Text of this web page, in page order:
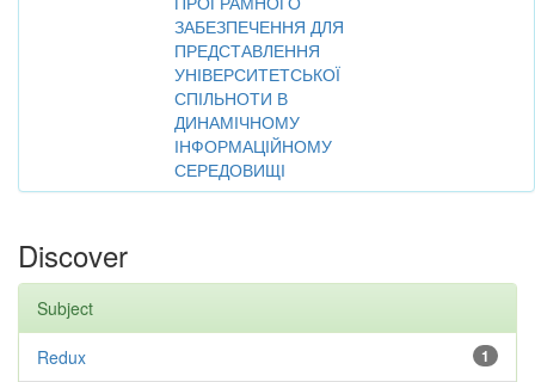
ЗАБЕЗПЕЧЕННЯ ДЛЯ
ПРЕДСТАВЛЕННЯ
УНІВЕРСИТЕТСЬКОЇ
СПІЛЬНОТИ В
ДИНАМІЧНОМУ
ІНФОРМАЦІЙНОМУ
СЕРЕДОВИЩІ
Discover
Subject
1
Redux